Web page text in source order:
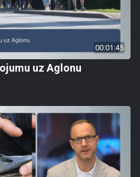
00:01:45
uz Aglonu